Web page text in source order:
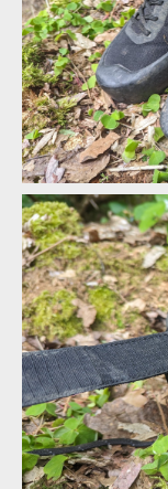
Ochrana prstů
zásahů
Zavazování resp
Zavazování resp
Zavazování resp
Zavazování resp